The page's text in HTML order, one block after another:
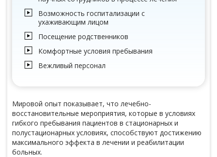
Возможность госпитализации с
ухаживающим лицом
Посещение родственников
Комфортные условия пребывания
Вежливый персонал
Мировой опыт показывает, что лечебно-
восстановительные мероприятия, которые в условиях
гибкого пребывания пациентов в стационарных и
полустационарных условиях, способствуют достижению
максимального эффекта в лечении и реабилитации
больных.